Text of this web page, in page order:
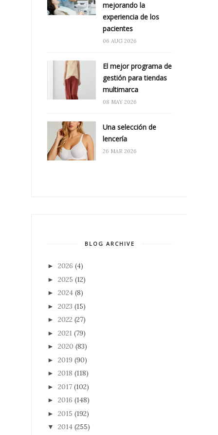
mejorando la
experiencia de los
pacientes
06 AUG 2026
El mejor programa de
gestión para tiendas
multimarca
08 MAY 2026
Una selección de
lencería
26 MAR 2026
BLOG ARCHIVE
► 2026 (4)
► 2025 (12)
► 2024 (8)
► 2023 (15)
► 2022 (27)
► 2021 (79)
► 2020 (83)
► 2019 (90)
► 2018 (118)
► 2017 (102)
► 2016 (148)
► 2015 (192)
▼ 2014 (255)